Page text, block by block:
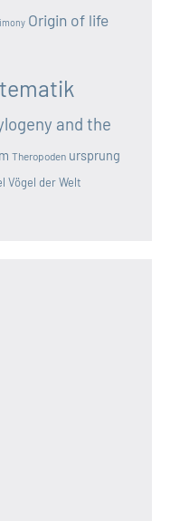
Origin of life
and the
Theropoden ursprung
Vögel der Welt